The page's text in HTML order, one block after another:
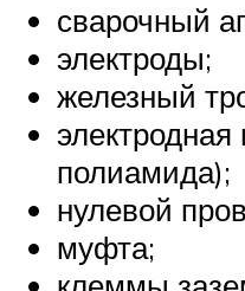
сварочный
электроды;
железный
полиамида);
нулевой
муфта;